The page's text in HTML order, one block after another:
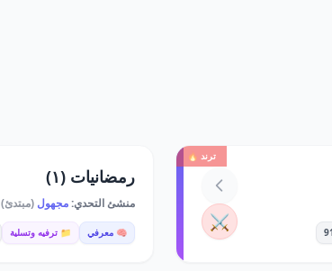
ترند 🔥
⚔️
رمضانيات (١)
منشئ التحدي:مجهول (مبتدئ)
🧠 معرفي 📁 ترفيه وتسلية